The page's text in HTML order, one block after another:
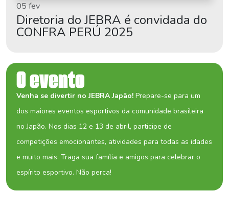
05 fev
Diretoria do JEBRA é convidada do
CONFRA PERÚ 2025
O evento
Venha se divertir no JEBRA Japão! Prepare-se para um
dos maiores eventos esportivos da comunidade brasileira
no Japão. Nos dias 12 e 13 de abril, participe de
competições emocionantes, atividades para todas as idades
e muito mais. Traga sua família e amigos para celebrar o
espírito esportivo. Não perca!